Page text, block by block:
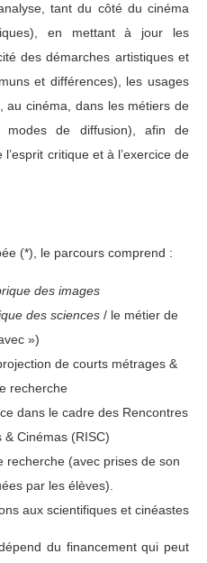
tant du côté du cinéma
en mettant à jour les
des démarches artistiques et
et différences), les usages
au cinéma, dans les métiers de
modes de diffusion), afin de
critique et à l’exercice de
(*), le parcours comprend :
des images
des sciences / le métier de
»)
de courts métrages &
recherche
dans le cadre des Rencontres
& Cinémas (RISC)
recherche (avec prises de son
par les élèves).
aux scientifiques et cinéastes
du financement qui peut